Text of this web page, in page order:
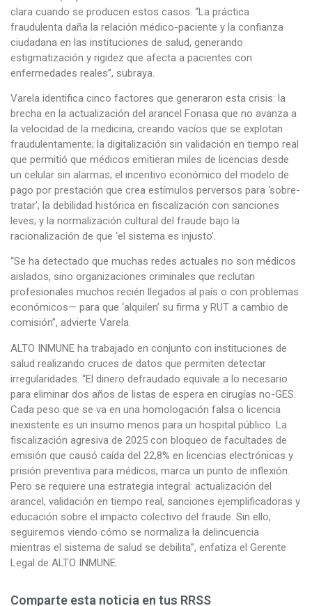
clara cuando se producen estos casos. “La práctica
fraudulenta daña la relación médico-paciente y la confianza
ciudadana en las instituciones de salud, generando
estigmatización y rigidez que afecta a pacientes con
enfermedades reales”, subraya.
Varela identifica cinco factores que generaron esta crisis: la
brecha en la actualización del arancel Fonasa que no avanza a
la velocidad de la medicina, creando vacíos que se explotan
fraudulentamente; la digitalización sin validación en tiempo real
que permitió que médicos emitieran miles de licencias desde
un celular sin alarmas; el incentivo económico del modelo de
pago por prestación que crea estímulos perversos para ‘sobre-
tratar’; la debilidad histórica en fiscalización con sanciones
leves; y la normalización cultural del fraude bajo la
racionalización de que ‘el sistema es injusto’.
“Se ha detectado que muchas redes actuales no son médicos
aislados, sino organizaciones criminales que reclutan
profesionales muchos recién llegados al país o con problemas
económicos— para que ‘alquilen’ su firma y RUT a cambio de
comisión”, advierte Varela.
ALTO INMUNE ha trabajado en conjunto con instituciones de
salud realizando cruces de datos que permiten detectar
irregularidades. “El dinero defraudado equivale a lo necesario
para eliminar dos años de listas de espera en cirugías no-GES.
Cada peso que se va en una homologación falsa o licencia
inexistente es un insumo menos para un hospital público. La
fiscalización agresiva de 2025 con bloqueo de facultades de
emisión que causó caída del 22,8% en licencias electrónicas y
prisión preventiva para médicos, marca un punto de inflexión.
Pero se requiere una estrategia integral: actualización del
arancel, validación en tiempo real, sanciones ejemplificadoras y
educación sobre el impacto colectivo del fraude. Sin ello,
seguiremos viendo cómo se normaliza la delincuencia
mientras el sistema de salud se debilita”, enfatiza el Gerente
Legal de ALTO INMUNE.
Comparte esta noticia en tus RRSS